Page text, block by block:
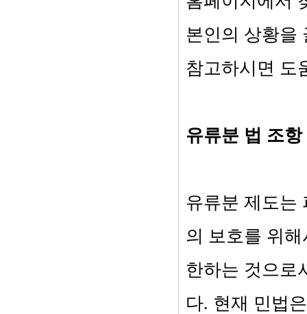
본인의 상황을
참고하시면 도
유류분 법 조항
유류분 제도는
의 보호를 위
한하는 것으로
다. 현재 민법